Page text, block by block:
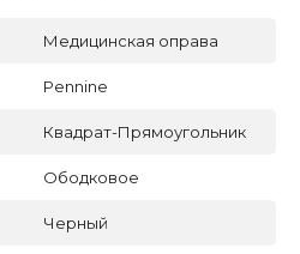
Медицинская оправа
Pennine
Квадрат-Прямоугольник
Ободковое
Черный